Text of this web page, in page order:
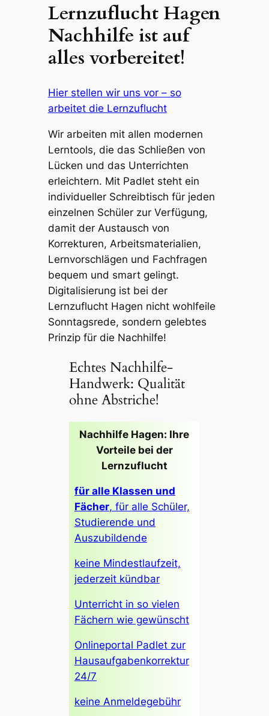
Lernzuflucht Hagen
Nachhilfe ist auf
alles vorbereitet!
Hier stellen wir uns vor – so
arbeitet die Lernzuflucht
Wir arbeiten mit allen modernen
Lerntools, die das Schließen von
Lücken und das Unterrichten
erleichtern. Mit Padlet steht ein
individueller Schreibtisch für jeden
einzelnen Schüler zur Verfügung,
damit der Austausch von
Korrekturen, Arbeitsmaterialien,
Lernvorschlägen und Fachfragen
bequem und smart gelingt.
Digitalisierung ist bei der
Lernzuflucht Hagen nicht wohlfeile
Sonntagsrede, sondern gelebtes
Prinzip für die Nachhilfe!
Echtes Nachhilfe-
Handwerk: Qualität
ohne Abstriche!
Nachhilfe Hagen: Ihre
Vorteile bei der
Lernzuflucht
für alle Klassen und
Fächer, für alle Schüler,
Studierende und
Auszubildende
keine Mindestlaufzeit,
jederzeit kündbar
Unterricht in so vielen
Fächern wie gewünscht
Onlineportal Padlet zur
Hausaufgabenkorrektur
24/7
keine Anmeldegebühr